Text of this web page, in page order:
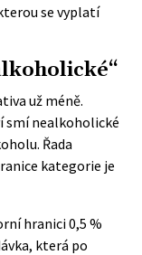
se vyplatí
už méně.
smí nealkoholické
Řada
kategorie je
hranici 0,5 %
která po